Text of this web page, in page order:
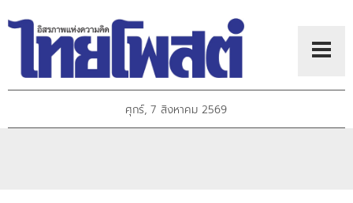
ศุกร์, 7 สิงหาคม 2569